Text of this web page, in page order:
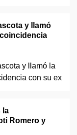
y llamó
la
Romero y